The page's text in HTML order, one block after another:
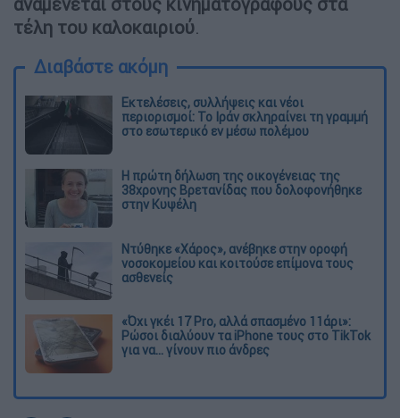
τέλη του καλοκαιριού.
Διαβάστε ακόμη
Εκτελέσεις, συλλήψεις και νέοι
περιορισμοί: Το Ιράν σκληραίνει τη γραμμή
στο εσωτερικό εν μέσω πολέμου
Η πρώτη δήλωση της οικογένειας της
38χρονης Βρετανίδας που δολοφονήθηκε
στην Κυψέλη
Ντύθηκε «Χάρος», ανέβηκε στην οροφή
νοσοκομείου και κοιτούσε επίμονα τους
ασθενείς
«Όχι γκέι 17 Pro, αλλά σπασμένο 11άρι»:
Ρώσοι διαλύουν τα iPhone τους στο TikTok
για να... γίνουν πιο άνδρες